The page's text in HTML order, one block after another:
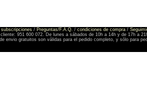
/ Preguntas/F.A.Q. / condiciones de compra /
951 600 072. De lunes a sábados de 10h a 14h y de 17h a
envio gratuitos son válidas para el pedido completo, y sólo para